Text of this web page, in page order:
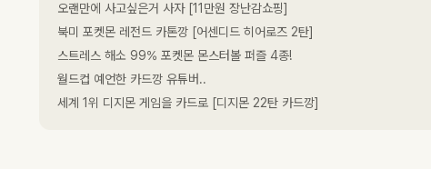
오랜만에 사고싶은거 사자 [11만원 장난감쇼핑]
북미 포켓몬 레전드 카톤깡 [어센디드 히어로즈 2탄]
스트레스 해소 99% 포켓몬 몬스터볼 퍼즐 4종!
월드컵 예언한 카드깡 유튜버..
세계 1위 디지몬 게임을 카드로 [디지몬 22탄 카드깡]